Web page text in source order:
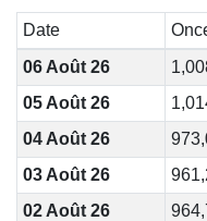
Date
06 Août 26
05 Août 26
04 Août 26
03 Août 26
02 Août 26